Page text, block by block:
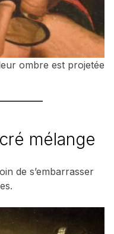
ombre est projetée
mélange
de s’embarrasser